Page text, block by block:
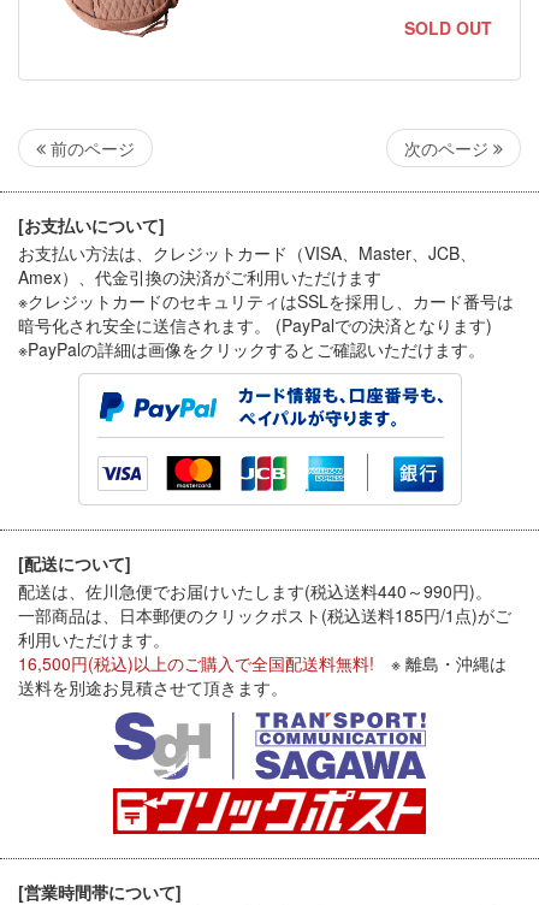
SOLD OUT
前のページ 次のページ
[お支払いについて]
お支払い方法は、クレジットカード（VISA、Master、JCB、
Amex）、代金引換の決済がご利用いただけます
※クレジットカードのセキュリティはSSLを採用し、カード番号は
暗号化され安全に送信されます。 (PayPalでの決済となります)
※PayPalの詳細は画像をクリックするとご確認いただけます。
[配送について]
配送は、佐川急便でお届けいたします(税込送料440～990円)。
一部商品は、日本郵便のクリックポスト(税込送料185円/1点)がご
利用いただけます。
16,500円(税込)以上のご購入で全国配送料無料! ※ 離島・沖縄は
送料を別途お見積させて頂きます。
[営業時間帯について]